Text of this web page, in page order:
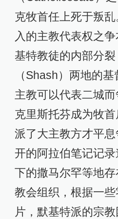
克牧首任上死于叛
入的主教代表权之
基特教徒的内部分
（Shash）两地的
主教可以代表二城
克里斯托芬成为牧
派了大主教方才平
开的阿拉伯笔记记录
下的撒马尔罕等地
教会组织，根据一
片，默基特派的宗